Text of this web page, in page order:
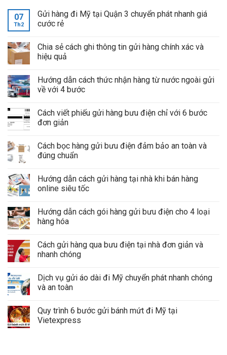
07
Th2
Gửi hàng đi Mỹ tại Quận 3 chuyển phát nhanh giá
cước rẻ
Chia sẻ cách ghi thông tin gửi hàng chính xác và
hiệu quả
Hướng dẫn cách thức nhận hàng từ nước ngoài gửi
về với 4 bước
Cách viết phiếu gửi hàng bưu điện chỉ với 6 bước
đơn giản
Cách bọc hàng gửi bưu điện đảm bảo an toàn và
đúng chuẩn
Hướng dẫn cách gửi hàng tại nhà khi bán hàng
online siêu tốc
Hướng dẫn cách gói hàng gửi bưu điện cho 4 loại
hàng hóa
Cách gửi hàng qua bưu điện tại nhà đơn giản và
nhanh chóng
Dịch vụ gửi áo dài đi Mỹ chuyển phát nhanh chóng
và an toàn
Quy trình 6 bước gửi bánh mứt đi Mỹ tại
Vietexpress